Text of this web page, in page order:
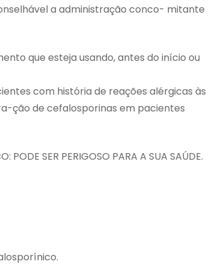
a administração conco- mitante
que esteja usando, antes do início ou
com história de reações alérgicas às
ção de cefalosporinas em pacientes
PODE SER PERIGOSO PARA A SUA SAÚDE.